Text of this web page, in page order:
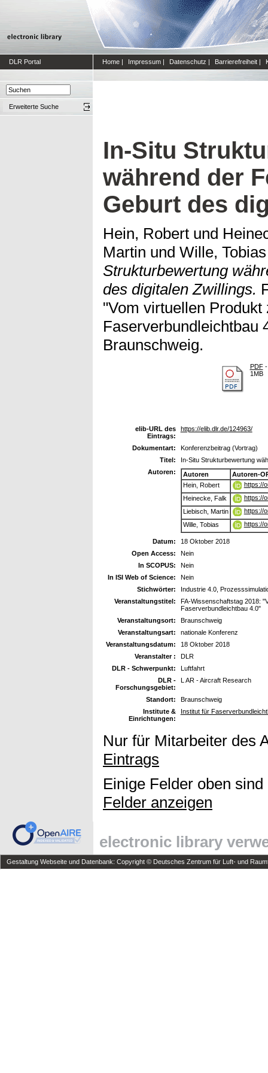
DLR Portal Home | Impressum | Datenschutz | Barrierefreiheit |
Erweiterte Suche
In-Situ
während der
Geburt des
Hein, Robert und
Martin und Wille, Tobias
Strukturbewertung
des digitalen Zwillings.
"Vom virtuellen
Faserverbundleichtbau
Braunschweig.
PDF-
1MB
elib-URL des
Eintrags:
https://elib.dlr.de/124963/
Dokumentart:
Konferenzbeitrag (Vortrag)
Titel:
In-Situ Strukturbewertung
Autoren:
Autoren
Autoren-
Hein, Robert
https://
Heinecke, Falk
https://
Liebisch, Martin
https://
Wille, Tobias
https://
Datum:
18 Oktober 2018
Open Access:
Nein
In SCOPUS:
Nein
In ISI Web of Science:
Nein
Stichwörter:
Industrie 4.0,
Veranstaltungstitel:
FA-Wissenschaftstag 2018:
Faserverbundleichtbau 4.0"
Veranstaltungsort:
Braunschweig
Veranstaltungsart:
nationale Konferenz
Veranstaltungsdatum:
18 Oktober 2018
Veranstalter :
DLR
DLR - Schwerpunkt:
Luftfahrt
DLR -
Forschungsgebiet:
L AR - Aircraft Research
Standort:
Braunschweig
Institute &
Einrichtungen:
Institut für
Nur für Mitarbeiter des
Eintrags
Einige Felder oben
Felder anzeigen
electronic library
Gestaltung Webseite und Datenbank: Copyright © Deutsches Zentrum für Luft- und